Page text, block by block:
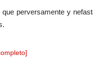
que perversamente y